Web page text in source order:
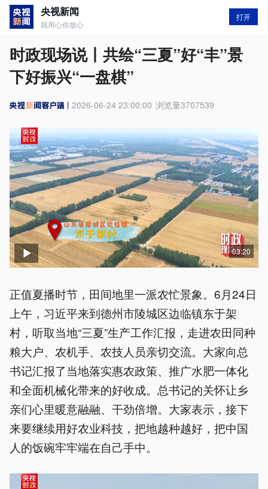
央视新闻
我用心你放心
打开
时政现场说丨共绘“三夏”好“丰”景
下好振兴“一盘棋”
2026-06-24 23:00:00 浏览量3707539
03:20
正值夏播时节，田间地里一派农忙景象。6月24日
上午，习近平来到德州市陵城区边临镇东于架
村，听取当地“三夏”生产工作汇报，走进农田同种
粮大户、农机手、农技人员亲切交流。大家向总
书记汇报了当地落实惠农政策、推广水肥一体化
和全面机械化带来的好收成。总书记的关怀让乡
亲们心里暖意融融、干劲倍增。大家表示，接下
来要继续用好农业科技，把地越种越好，把中国
人的饭碗牢牢端在自己手中。